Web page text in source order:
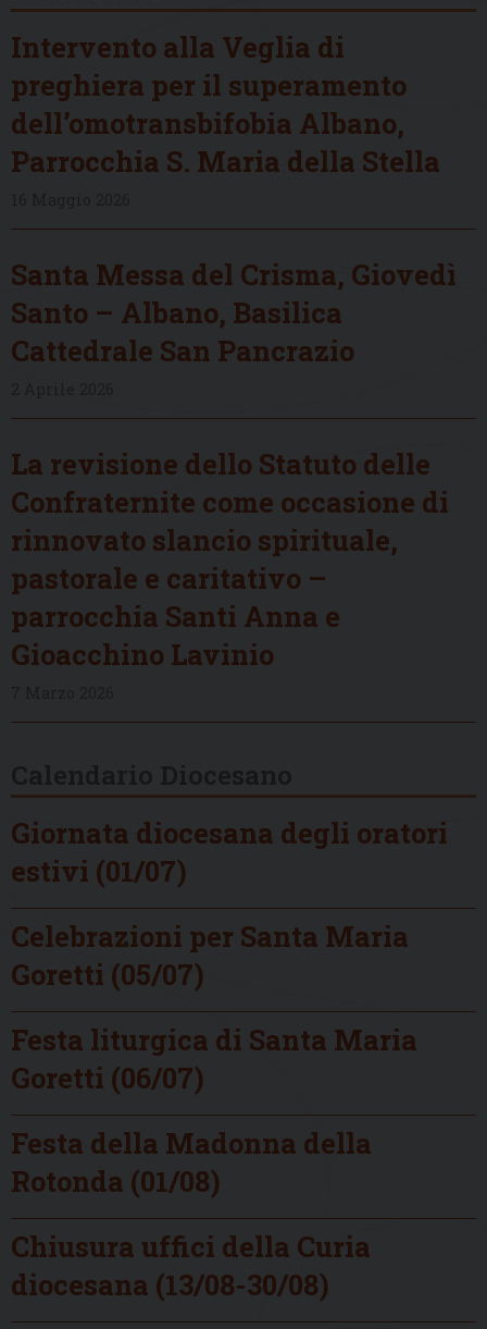
Intervento alla Veglia di
preghiera per il superamento
dell’omotransbifobia Albano,
Parrocchia S. Maria della Stella
Santa Messa del Crisma, Giovedì
Santo – Albano, Basilica
Cattedrale San Pancrazio
La revisione dello Statuto delle
Confraternite come occasione di
rinnovato slancio spirituale,
pastorale e caritativo –
parrocchia Santi Anna e
Gioacchino Lavinio
Giornata diocesana degli oratori
estivi (01/07)
Celebrazioni per Santa Maria
Goretti (05/07)
Festa liturgica di Santa Maria
Goretti (06/07)
Festa della Madonna della
Rotonda (01/08)
Chiusura uffici della Curia
diocesana (13/08-30/08)